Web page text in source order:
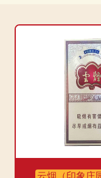
云烟（印象庄